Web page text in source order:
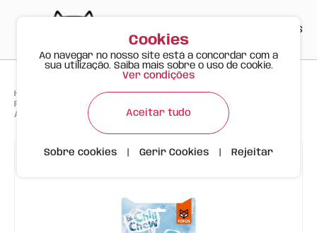
ES
Happy Meow Produtos > >
FOFOS Chill & Chew – Brinquedo Refrescante para Cães (Enchível com
Água)
Cookies
Ao navegar no nosso site está a concordar com a
sua utilização. Saiba mais sobre o uso de cookie.
Ver condições
Aceitar tudo
Sobre cookies Gerir Cookies Rejeitar